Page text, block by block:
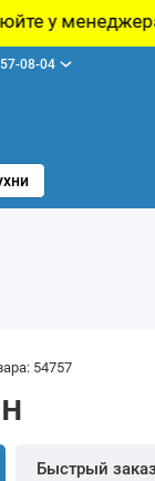
08-04
54757
Быстрый заказ